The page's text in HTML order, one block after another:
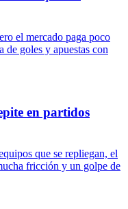
el mercado paga poco
de goles y apuestas con
en partidos
que se repliegan, el
fricción y un golpe de